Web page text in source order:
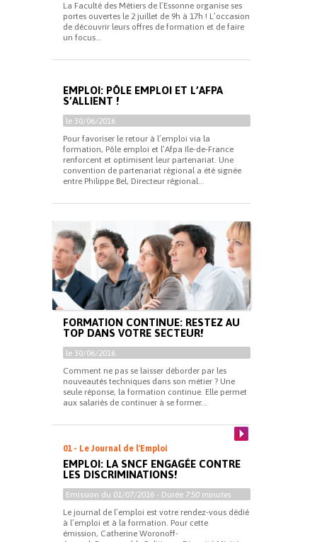
La Faculté des Métiers de l’Essonne organise ses
portes ouvertes le 2 juillet de 9h à 17h ! L’occasion
de découvrir leurs offres de formation et de faire
un focus...
EMPLOI: PÔLE EMPLOI ET L’AFPA
S’ALLIENT !
le 30/06/2016
Pour favoriser le retour à l’emploi via la
formation, Pôle emploi et l’Afpa Ile-de-France
renforcent et optimisent leur partenariat. Une
convention de partenariat régional a été signée
entre Philippe Bel, Directeur régional...
FORMATION CONTINUE: RESTEZ AU
TOP DANS VOTRE SECTEUR!
le 30/06/2016
Comment ne pas se laisser déborder par les
nouveautés techniques dans son métier ? Une
seule réponse, la formation continue. Elle permet
aux salariés de continuer à se former...
01 - Le Journal de l'Emploi
EMPLOI: LA SNCF ENGAGÉE CONTRE
LES DISCRIMINATIONS!
Emission du 01/07/2016 - Durée 7:50 minutes
Le journal de l’emploi est votre rendez-vous dédié
à l’emploi et à la formation. Pour cette
émission, Catherine Woronoff-